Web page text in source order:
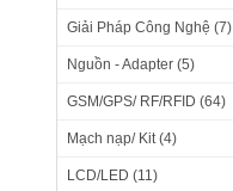
Giải Pháp Công Nghệ (7)
Nguồn - Adapter (5)
GSM/GPS/ RF/RFID (64)
Mạch nạp/ Kit (4)
LCD/LED (11)